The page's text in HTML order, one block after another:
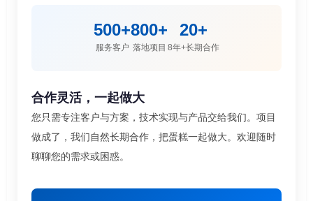
500+
服务客户
800+
落地项目
20+
8年+长期合作
合作灵活，一起做大
您只需专注客户与方案，技术实现与产品交给我们。项目
做成了，我们自然长期合作，把蛋糕一起做大。欢迎随时
聊聊您的需求或困惑。